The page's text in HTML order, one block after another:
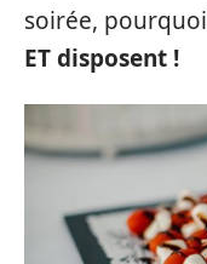
soirée,
ET disposent !